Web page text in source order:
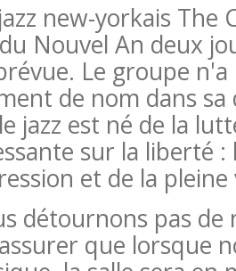
new-yorkais The
Nouvel An deux
Le groupe
de nom dans
jazz est né de la
sur la liberté
et de la
détournons pas
que lorsque